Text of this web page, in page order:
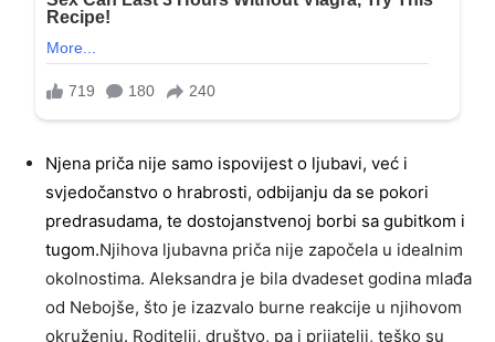
Njena priča nije samo ispovijest o ljubavi, već i
svjedočanstvo o hrabrosti, odbijanju da se pokori
predrasudama, te dostojanstvenoj borbi sa gubitkom i
tugom.Njihova ljubavna priča nije započela u idealnim
okolnostima. Aleksandra je bila dvadeset godina mlađa
od Nebojše, što je izazvalo burne reakcije u njihovom
okruženju. Roditelji, društvo, pa i prijatelji, teško su